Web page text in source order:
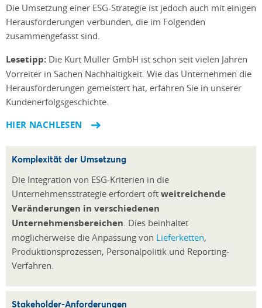
Die Umsetzung einer ESG-Strategie ist jedoch auch mit einigen
Herausforderungen verbunden, die im Folgenden
zusammengefasst sind.
Lesetipp: Die Kurt Müller GmbH ist schon seit vielen Jahren
Vorreiter in Sachen Nachhaltigkeit. Wie das Unternehmen die
Herausforderungen gemeistert hat, erfahren Sie in unserer
Kundenerfolgsgeschichte.
HIER NACHLESEN
Komplexität der Umsetzung
Die Integration von ESG-Kriterien in die
Unternehmensstrategie erfordert oft weitreichende
Veränderungen in verschiedenen
Unternehmensbereichen . Dies beinhaltet
möglicherweise die Anpassung von Lieferketten,
Produktionsprozessen, Personalpolitik und Reporting-
Verfahren.
Stakeholder-Anforderungen